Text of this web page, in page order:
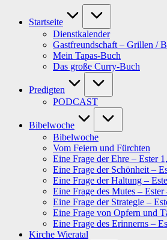
Startseite
Dienstkalender
Gastfreundschaft – Grillen /
Mein Tapas-Buch
Das große Curry-Buch
Predigten
PODCAST
Bibelwoche
Bibelwoche
Vom Feiern und Fürchten
Eine Frage der Ehre – Ester
Eine Frage der Schönheit –
Eine Frage der Haltung –
Eine Frage des Mutes – Ester
Eine Frage der Strategie –
Eine Frage von Opfern und
Eine Frage des Erinnerns –
Kirche Wieratal